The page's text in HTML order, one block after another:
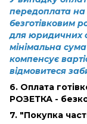
передоплата на
безготівковим
для юридичних
мінімальна сума
компенсує
відмовитеся
6. Оплата
РОЗЕТКА -
7. "Покупка